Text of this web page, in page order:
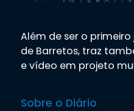
Além de ser o
de Barretos, traz
e vídeo em projeto
Sobre o Diário